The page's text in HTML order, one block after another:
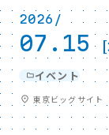
2026/
07.15
イベント
東京ビッグサイ